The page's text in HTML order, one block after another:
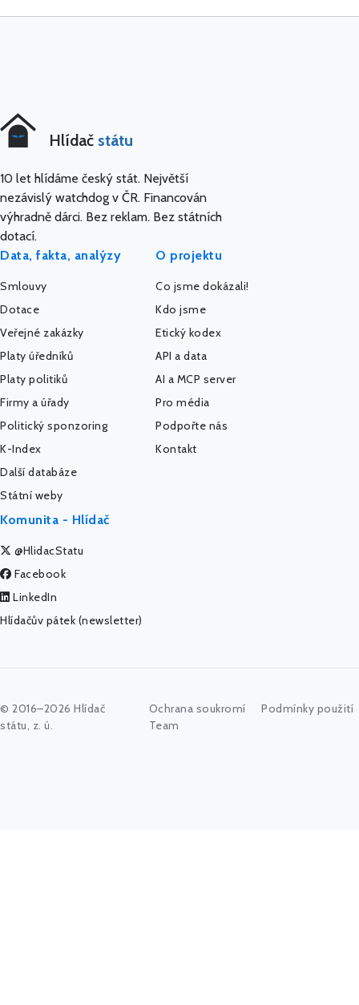
Hlídač státu
10 let hlídáme český stát. Největší
nezávislý watchdog v ČR. Financován
výhradně dárci. Bez reklam. Bez státních
dotací.
Data, fakta, analýzy
Smlouvy
Dotace
Veřejné zakázky
Platy úředníků
Platy politiků
Firmy a úřady
Politický sponzoring
K-Index
Další databáze
Státní weby
O projektu
Co jsme dokázali!
Kdo jsme
Etický kodex
API a data
AI a MCP server
Pro média
Podpořte nás
Kontakt
Komunita - Hlídač
@HlidacStatu
Facebook
LinkedIn
Hlídačův pátek (newsletter)
© 2016–2026 Hlídač
státu, z. ú.
Ochrana soukromí
Podmínky použití
Team